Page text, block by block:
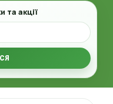
та акції